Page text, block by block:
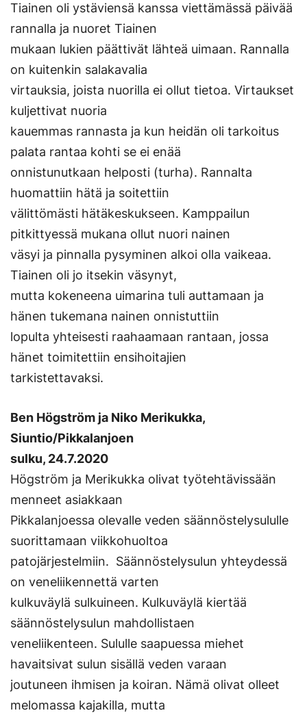
Tiainen oli ystäviensä kanssa viettämässä päivää
rannalla ja nuoret Tiainen
mukaan lukien päättivät lähteä uimaan. Rannalla
on kuitenkin salakavalia
virtauksia, joista nuorilla ei ollut tietoa. Virtaukset
kuljettivat nuoria
kauemmas rannasta ja kun heidän oli tarkoitus
palata rantaa kohti se ei enää
onnistunutkaan helposti (turha). Rannalta
huomattiin hätä ja soitettiin
välittömästi hätäkeskukseen. Kamppailun
pitkittyessä mukana ollut nuori nainen
väsyi ja pinnalla pysyminen alkoi olla vaikeaa.
Tiainen oli jo itsekin väsynyt,
mutta kokeneena uimarina tuli auttamaan ja
hänen tukemana nainen onnistuttiin
lopulta yhteisesti raahaamaan rantaan, jossa
hänet toimitettiin ensihoitajien
tarkistettavaksi.
Ben Högström ja Niko Merikukka,
Siuntio/Pikkalanjoen
sulku, 24.7.2020
Högström ja Merikukka olivat työtehtävissään
menneet asiakkaan
Pikkalanjoessa olevalle veden säännöstelysululle
suorittamaan viikkohuoltoa
patojärjestelmiin. Säännöstelysulun yhteydessä
on veneliikennettä varten
kulkuväylä sulkuineen. Kulkuväylä kiertää
säännöstelysulun mahdollistaen
veneliikenteen. Sululle saapuessa miehet
havaitsivat sulun sisällä veden varaan
joutuneen ihmisen ja koiran. Nämä olivat olleet
melomassa kajakilla, mutta